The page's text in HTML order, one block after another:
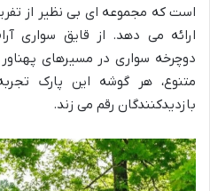
است که مجموعه ای بی نظیر از
ارائه می دهد. از قایق سواری
دوچرخه سواری در مسیرهای
متنوع، هر گوشه این پارک
بازدیدکنندگان رقم می زند.